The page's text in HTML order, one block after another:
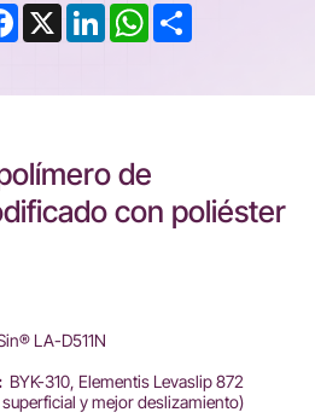
Facebook
X LinkedInWhatsApp
de
con poliéster
LA-D511N
BYK-310, Elementis Levaslip 872
y mejor deslizamiento)